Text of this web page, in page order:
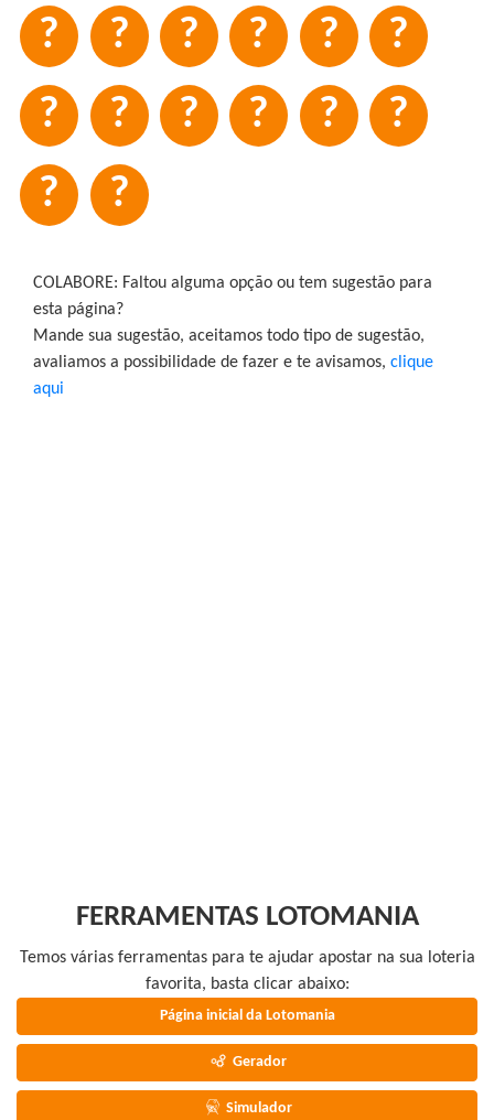
? ? ? ? ?
?
?
? ? ? ?
?
?
?
COLABORE: Faltou alguma opção ou tem sugestão para
esta página?
Mande sua sugestão, aceitamos todo tipo de sugestão,
avaliamos a possibilidade de fazer e te avisamos, clique
aqui
FERRAMENTAS LOTOMANIA
Temos várias ferramentas para te ajudar apostar na sua loteria
favorita, basta clicar abaixo:
Página inicial da Lotomania
Gerador
Simulador